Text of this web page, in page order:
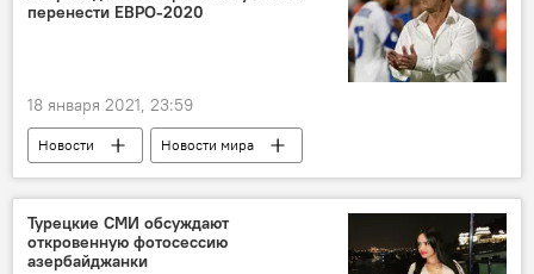
перенести ЕВРО-2020
18 января 2021, 23:59
Новости
Новости мира
Азербайджан
Спорт
ЖИЗНЬ
Матчи ЕВРО-2020 в Баку
Турецкие СМИ обсуждают
откровенную фотосессию
азербайджанки